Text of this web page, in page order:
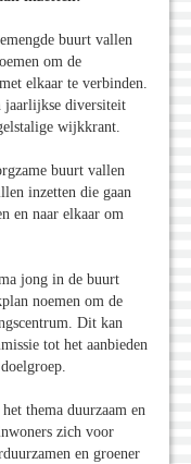
buurt vallen
om de
elkaar te verbinden.
jaarlijkse diversiteit
wijkkrant.
buurt vallen
inzetten die gaan
en naar elkaar om
jong in de buurt
noemen om de
Dit kan
tot het aanbieden
thema duurzaam en
zich voor
en groener